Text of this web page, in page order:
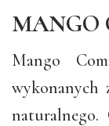
MANGO
Mango
wykonanych